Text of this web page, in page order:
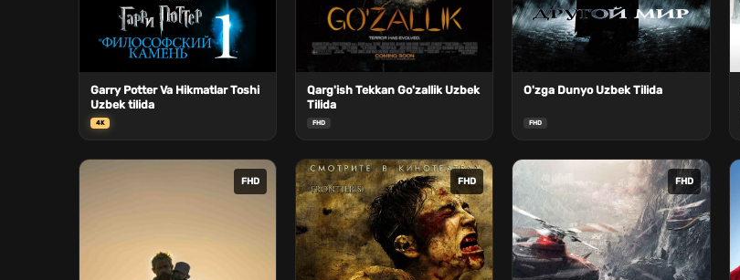
Garry Potter Va Hikmatlar Toshi
Uzbek tilida
4K
Qarg'ish Tekkan Go'zallik Uzbek
Tilida
FHD
O'zga Dunyo Uzbek Tilida
FHD
FHD FHD FHD